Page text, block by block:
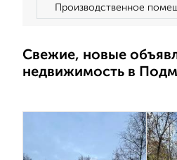
Производственное
Свежие, новые
недвижимость в